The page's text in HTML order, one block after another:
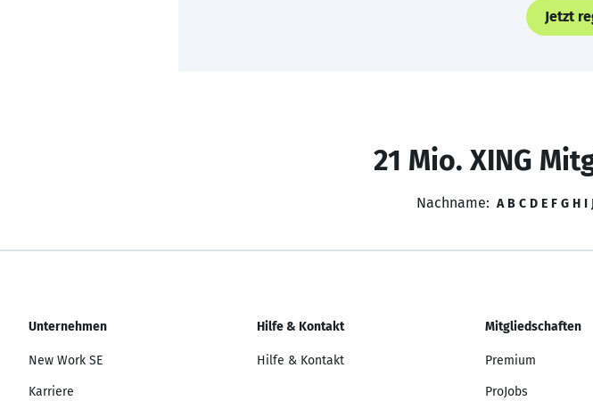
Jetzt
21 Mio. XING
Nachname: A B C D E F G H I
Unternehmen
New Work SE
Karriere
Hilfe & Kontakt
Hilfe & Kontakt
Mitgliedschaften
Premium
ProJobs